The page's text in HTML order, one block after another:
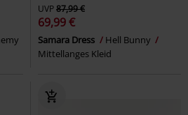
UVP87,99 €
69,99 €
Samara Dress
Hell Bunny
Mittellanges Kleid